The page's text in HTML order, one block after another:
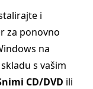
i
za ponovno
na
s vašim
CD/DVD ili